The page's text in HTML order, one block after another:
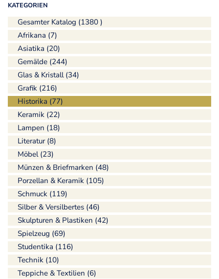
KATEGORIEN
Gesamter Katalog (1380 )
Afrikana (7)
Asiatika (20)
Gemälde (244)
Glas & Kristall (34)
Grafik (216)
Historika (77)
Keramik (22)
Lampen (18)
Literatur (8)
Möbel (23)
Münzen & Briefmarken (48)
Porzellan & Keramik (105)
Schmuck (119)
Silber & Versilbertes (46)
Skulpturen & Plastiken (42)
Spielzeug (69)
Studentika (116)
Technik (10)
Teppiche & Textilien (6)